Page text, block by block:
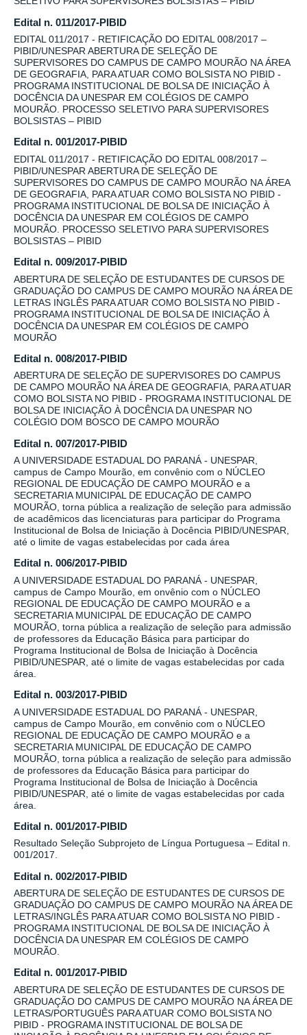
Edital n. 011/2017-PIBID
EDITAL 011/2017 - RETIFICAÇÃO DO EDITAL 008/2017 –
PIBID/UNESPAR ABERTURA DE SELEÇÃO DE
SUPERVISORES DO CAMPUS DE CAMPO MOURÃO NA ÁREA
DE GEOGRAFIA, PARA ATUAR COMO BOLSISTA NO PIBID -
PROGRAMA INSTITUCIONAL DE BOLSA DE INICIAÇÃO À
DOCÊNCIA DA UNESPAR EM COLÉGIOS DE CAMPO
MOURÃO. PROCESSO SELETIVO PARA SUPERVISORES
BOLSISTAS – PIBID
Edital n. 001/2017-PIBID
EDITAL 011/2017 - RETIFICAÇÃO DO EDITAL 008/2017 –
PIBID/UNESPAR ABERTURA DE SELEÇÃO DE
SUPERVISORES DO CAMPUS DE CAMPO MOURÃO NA ÁREA
DE GEOGRAFIA, PARA ATUAR COMO BOLSISTA NO PIBID -
PROGRAMA INSTITUCIONAL DE BOLSA DE INICIAÇÃO À
DOCÊNCIA DA UNESPAR EM COLÉGIOS DE CAMPO
MOURÃO. PROCESSO SELETIVO PARA SUPERVISORES
BOLSISTAS – PIBID
Edital n. 009/2017-PIBID
ABERTURA DE SELEÇÃO DE ESTUDANTES DE CURSOS DE
GRADUAÇÃO DO CAMPUS DE CAMPO MOURÃO NA ÁREA DE
LETRAS INGLÊS PARA ATUAR COMO BOLSISTA NO PIBID -
PROGRAMA INSTITUCIONAL DE BOLSA DE INICIAÇÃO À
DOCÊNCIA DA UNESPAR EM COLÉGIOS DE CAMPO
MOURÃO
Edital n. 008/2017-PIBID
ABERTURA DE SELEÇÃO DE SUPERVISORES DO CAMPUS
DE CAMPO MOURÃO NA ÁREA DE GEOGRAFIA, PARA ATUAR
COMO BOLSISTA NO PIBID - PROGRAMA INSTITUCIONAL DE
BOLSA DE INICIAÇÃO À DOCÊNCIA DA UNESPAR NO
COLÉGIO DOM BOSCO DE CAMPO MOURÃO
Edital n. 007/2017-PIBID
A UNIVERSIDADE ESTADUAL DO PARANÁ - UNESPAR,
campus de Campo Mourão, em convênio com o NÚCLEO
REGIONAL DE EDUCAÇÃO DE CAMPO MOURÃO e a
SECRETARIA MUNICIPAL DE EDUCAÇÃO DE CAMPO
MOURÃO, torna pública a realização de seleção para admissão
de acadêmicos das licenciaturas para participar do Programa
Institucional de Bolsa de Iniciação à Docência PIBID/UNESPAR,
até o limite de vagas estabelecidas por cada área
Edital n. 006/2017-PIBID
A UNIVERSIDADE ESTADUAL DO PARANÁ - UNESPAR,
campus de Campo Mourão, em onvênio com o NÚCLEO
REGIONAL DE EDUCAÇÃO DE CAMPO MOURÃO e a
SECRETARIA MUNICIPAL DE EDUCAÇÃO DE CAMPO
MOURÃO, torna pública a realização de seleção para admissão
de professores da Educação Básica para participar do
Programa Institucional de Bolsa de Iniciação à Docência
PIBID/UNESPAR, até o limite de vagas estabelecidas por cada
área.
Edital n. 003/2017-PIBID
A UNIVERSIDADE ESTADUAL DO PARANÁ - UNESPAR,
campus de Campo Mourão, em convênio com o NÚCLEO
REGIONAL DE EDUCAÇÃO DE CAMPO MOURÃO e a
SECRETARIA MUNICIPAL DE EDUCAÇÃO DE CAMPO
MOURÃO, torna pública a realização de seleção para admissão
de professores da Educação Básica para participar do
Programa Institucional de Bolsa de Iniciação à Docência
PIBID/UNESPAR, até o limite de vagas estabelecidas por cada
área.
Edital n. 001/2017-PIBID
Resultado Seleção Subprojeto de Língua Portuguesa – Edital n.
001/2017.
Edital n. 002/2017-PIBID
ABERTURA DE SELEÇÃO DE ESTUDANTES DE CURSOS DE
GRADUAÇÃO DO CAMPUS DE CAMPO MOURÃO NA ÁREA DE
LETRAS/INGLÊS PARA ATUAR COMO BOLSISTA NO PIBID -
PROGRAMA INSTITUCIONAL DE BOLSA DE INICIAÇÃO À
DOCÊNCIA DA UNESPAR EM COLÉGIOS DE CAMPO
MOURÃO.
Edital n. 001/2017-PIBID
ABERTURA DE SELEÇÃO DE ESTUDANTES DE CURSOS DE
GRADUAÇÃO DO CAMPUS DE CAMPO MOURÃO NA ÁREA DE
LETRAS/PORTUGUÊS PARA ATUAR COMO BOLSISTA NO
PIBID - PROGRAMA INSTITUCIONAL DE BOLSA DE